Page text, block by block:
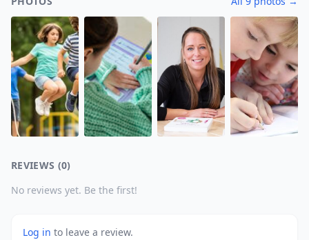
REVIEWS (0)
No reviews yet. Be the first!
Log in to leave a review.